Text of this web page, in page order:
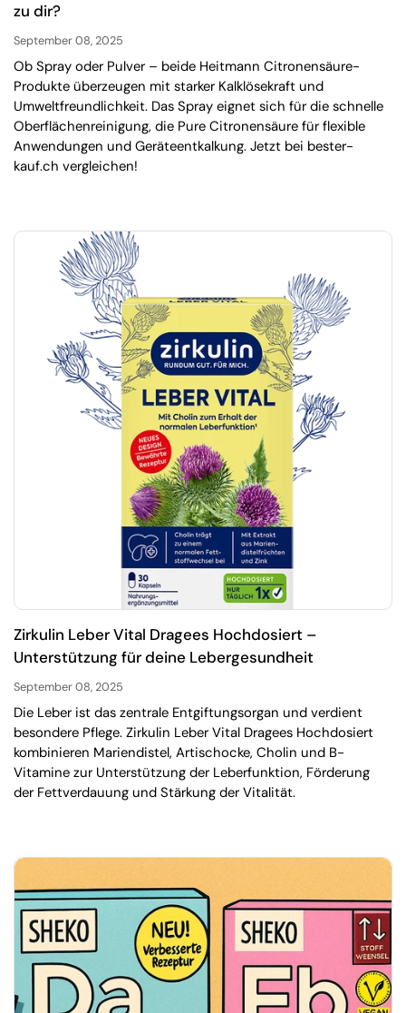
zu dir?
September 08, 2025
Ob Spray oder Pulver – beide Heitmann Citronensäure-
Produkte überzeugen mit starker Kalklösekraft und
Umweltfreundlichkeit. Das Spray eignet sich für die schnelle
Oberflächenreinigung, die Pure Citronensäure für flexible
Anwendungen und Geräteentkalkung. Jetzt bei bester-
kauf.ch vergleichen!
Zirkulin Leber Vital Dragees Hochdosiert –
Unterstützung für deine Lebergesundheit
September 08, 2025
Die Leber ist das zentrale Entgiftungsorgan und verdient
besondere Pflege. Zirkulin Leber Vital Dragees Hochdosiert
kombinieren Mariendistel, Artischocke, Cholin und B-
Vitamine zur Unterstützung der Leberfunktion, Förderung
der Fettverdauung und Stärkung der Vitalität.